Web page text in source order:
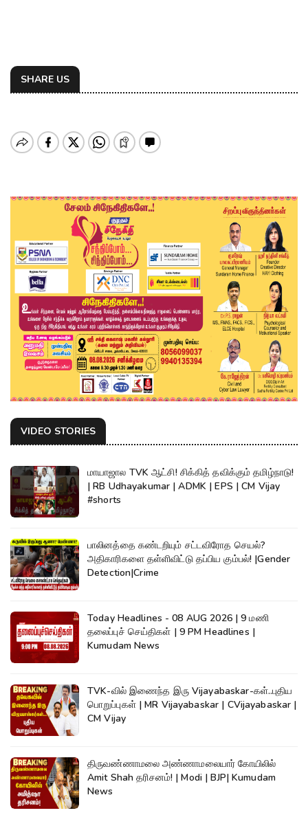
SHARE US
VIDEO STORIES
மாயாஜால TVK ஆட்சி! சிக்கித் தவிக்கும் தமிழ்நாடு!
| RB Udhayakumar | ADMK | EPS | CM Vijay
#shorts
பாலினத்தை கண்டறியும் சட்டவிரோத செயல்?
அதிகாரிகளை தள்ளிவிட்டு தப்பிய கும்பல்! |Gender
Detection|Crime
Today Headlines - 08 AUG 2026 | 9 மணி
தலைப்புச் செய்திகள் | 9 PM Headlines |
Kumudam News
TVK-வில் இணைந்த இரு Vijayabaskar-கள்..புதிய
பொறுப்புகள் | MR Vijayabaskar | CVijayabaskar |
CM Vijay
திருவண்ணாமலை அண்ணாமலையார் கோயிலில்
Amit Shah தரிசனம்! | Modi | BJP| Kumudam
News